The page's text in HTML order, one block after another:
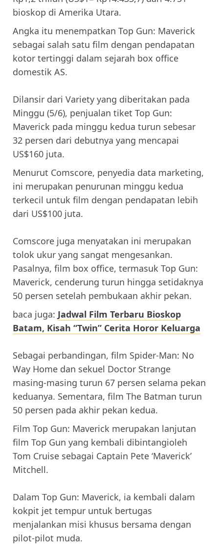
bioskop di Amerika Utara.
Angka itu menempatkan Top Gun: Maverick
sebagai salah satu film dengan pendapatan
kotor tertinggi dalam sejarah box office
domestik AS.
Dilansir dari Variety yang diberitakan pada
Minggu (5/6), penjualan tiket Top Gun:
Maverick pada minggu kedua turun sebesar
32 persen dari debutnya yang mencapai
US$160 juta.
Menurut Comscore, penyedia data marketing,
ini merupakan penurunan minggu kedua
terkecil untuk film dengan pendapatan lebih
dari US$100 juta.
Comscore juga menyatakan ini merupakan
tolok ukur yang sangat mengesankan.
Pasalnya, film box office, termasuk Top Gun:
Maverick, cenderung turun hingga setidaknya
50 persen setelah pembukaan akhir pekan.
baca juga: Jadwal Film Terbaru Bioskop
Batam, Kisah “Twin” Cerita Horor Keluarga
Sebagai perbandingan, film Spider-Man: No
Way Home dan sekuel Doctor Strange
masing-masing turun 67 persen selama pekan
keduanya. Sementara, film The Batman turun
50 persen pada akhir pekan kedua.
Film Top Gun: Maverick merupakan lanjutan
film Top Gun yang kembali dibintangioleh
Tom Cruise sebagai Captain Pete ‘Maverick’
Mitchell.
Dalam Top Gun: Maverick, ia kembali dalam
kokpit jet tempur untuk bertugas
menjalankan misi khusus bersama dengan
pilot-pilot muda.